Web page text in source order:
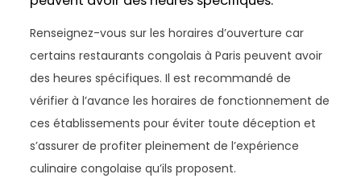
Renseignez-vous sur les horaires d’ouverture car
certains restaurants congolais à Paris peuvent avoir
des heures spécifiques. Il est recommandé de
vérifier à l’avance les horaires de fonctionnement de
ces établissements pour éviter toute déception et
s’assurer de profiter pleinement de l’expérience
culinaire congolaise qu’ils proposent.